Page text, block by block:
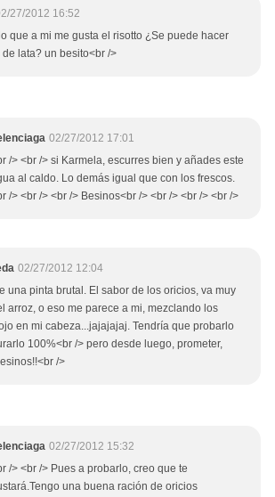
27/2012 16:52
que a mi me gusta el risotto ¿Se puede hacer
lata? un besito<br />
02/27/2012 17:01
/> <br /> si Karmela, escurres bien y añades este
al caldo. Lo demás igual que con los frescos.
/> <br /> <br /> Besinos<br /> <br /> <br /> <br />
02/27/2012 12:04
una pinta brutal. El sabor de los oricios, va muy
arroz, o eso me parece a mi, mezclando los
en mi cabeza...jajajajaj. Tendría que probarlo
100%<br /> pero desde luego, prometer,
/>
02/27/2012 15:32
/> <br /> Pues a probarlo, creo que te
una buena ración de oricios